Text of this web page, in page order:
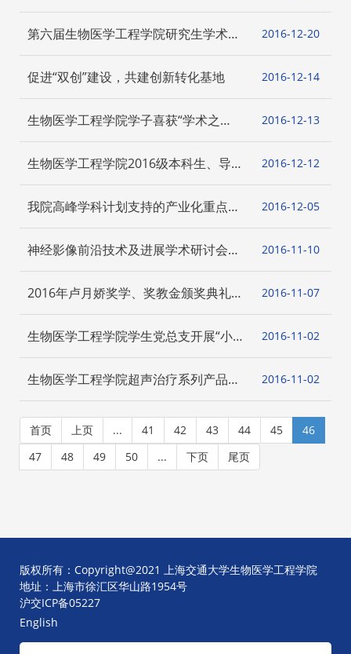
先进技术研究院”
第六届生物医学工程学院研究生学术日
举行
20
2016-12
促进“双创”建设，共建创新转化基地 14
2016-12
生物医学工程学院学子喜获“学术之
星”荣誉称号
13
2016-12
生物医学工程学院2016级本科生、导师
破冰会举办
12
2016-12
我院高峰学科计划支持的产业化重点项
目”超导磁共振引导相控聚焦超声”系列
产品临床启动会召开
05
2016-12
神经影像前沿技术及进展学术研讨会顺
利举行
10
2016-11
2016年卢月娇奖学、奖教金颁奖典礼顺
利召开
07
2016-11
生物医学工程学院学生党总支开展“小小
心衣，暖暖寒冬”爱心捐赠活动[图]
02
2016-11
生物医学工程学院超声治疗系列产品获
中国工博会创新奖[图]
02
2016-11
首页 上页 ... 41 42 43 44 45
46
47
48 49 50 ... 下页 尾页
版权所有：Copyright@2021 上海交通大学生物医学工程学院
地址：上海市徐汇区华山路1954号
沪交ICP备05227
English